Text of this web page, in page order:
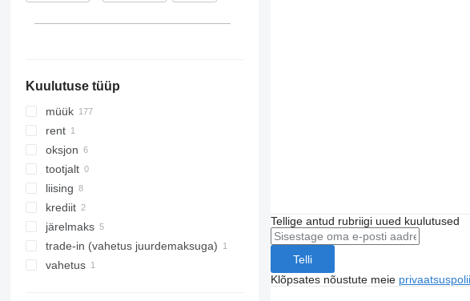
Kuulutuse tüüp
müük
rent
oksjon
tootjalt
liising
krediit
järelmaks
trade-in (vahetus juurdemaksuga)
vahetus
Tellige antud rubriigi uued kuulutused
Telli
Klõpsates nõustute meie